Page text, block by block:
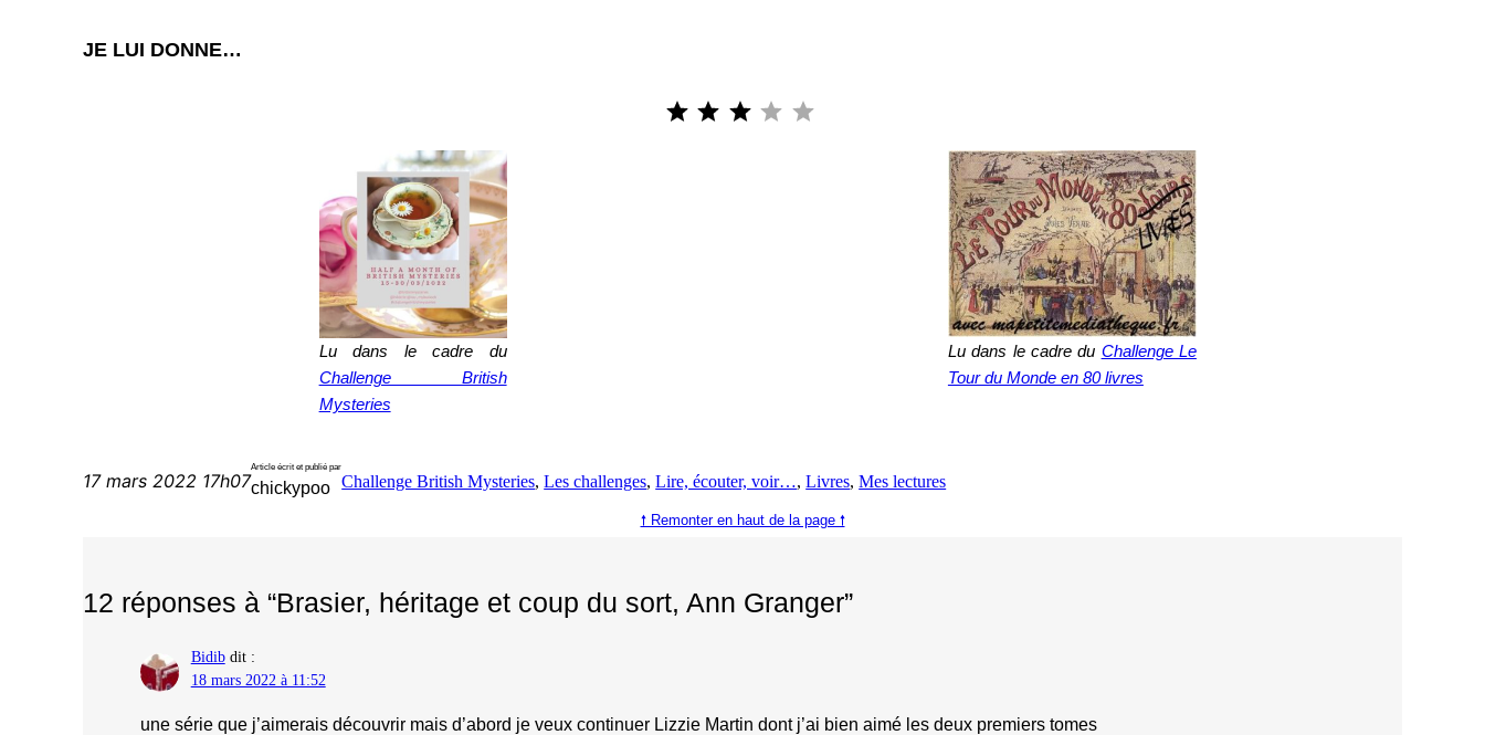
JE LUI DONNE…
Lu dans le cadre du
Challenge British
Mysteries
Lu dans le cadre du Challenge Le
Tour du Monde en 80 livres
17 mars 2022 17h07
Article écrit et publié par
chickypoo Challenge British Mysteries, Les challenges, Lire, écouter, voir…, Livres, Mes lectures
🠕 Remonter en haut de la page 🠕
12 réponses à “Brasier, héritage et coup du sort, Ann Granger”
Bidib dit :
18 mars 2022 à 11:52
une série que j’aimerais découvrir mais d’abord je veux continuer Lizzie Martin dont j’ai bien aimé les deux premiers tomes